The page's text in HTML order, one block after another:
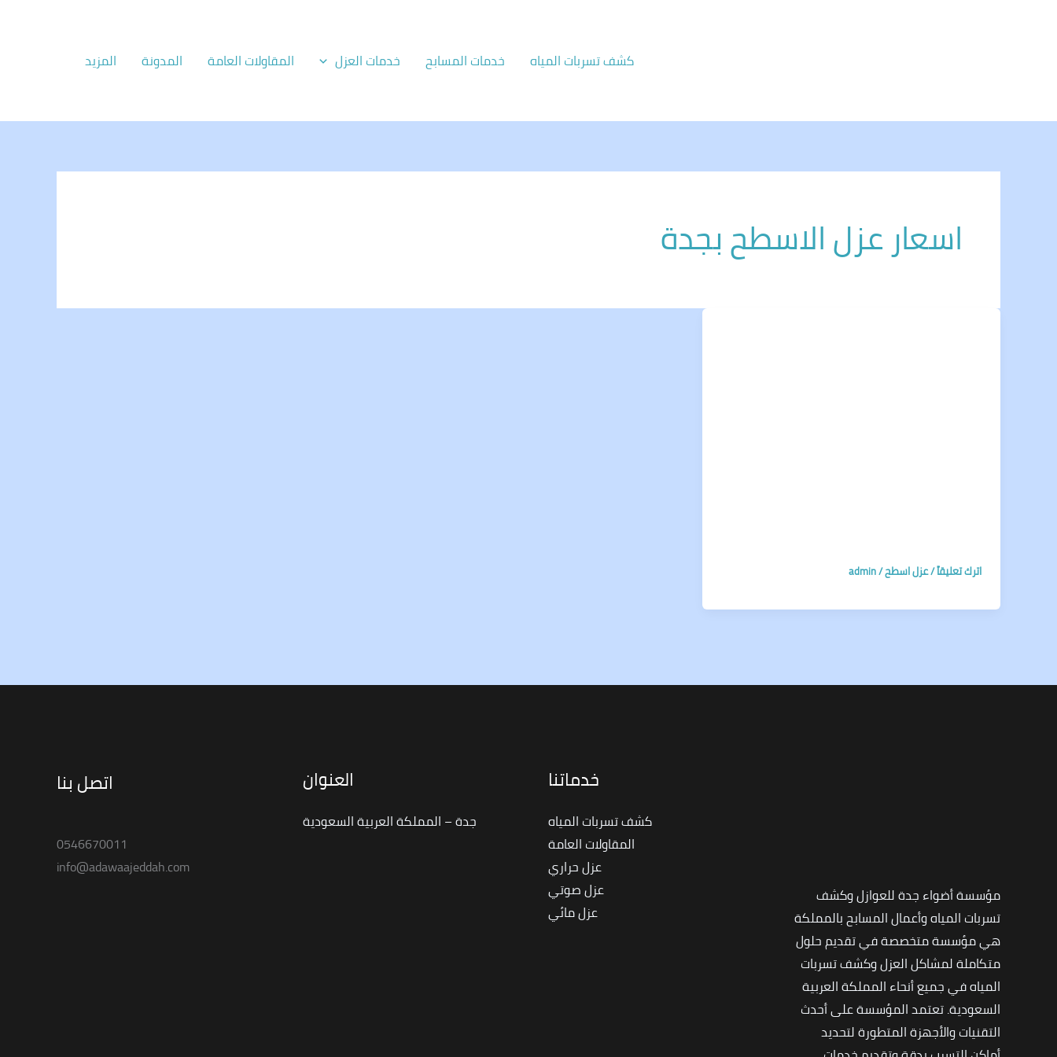
كشف تسربات المياه خدمات المسابح خدمات العزل المقاولات العامة المدونة المزيد
اسعار عزل الاسطح بجدة
اترك تعليقاً/عزل اسطح/
admin
مؤسسة أضواء جدة للعوازل وكشف
تسربات المياه وأعمال المسابح بالمملكة
هي مؤسسة متخصصة في تقديم حلول
متكاملة لمشاكل العزل وكشف تسربات
المياه في جميع أنحاء المملكة العربية
السعودية. تعتمد المؤسسة على أحدث
التقنيات والأجهزة المتطورة لتحديد
خدماتنا
كشف تسربات المياه
المقاولات العامة
عزل حراري
عزل صوتي
عزل مائي
العنوان
جدة – المملكة العربية السعودية
اتصل بنا